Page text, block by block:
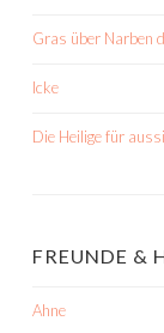
Gras über Narben
Icke
Die Heilige für
FREUNDE &
Ahne